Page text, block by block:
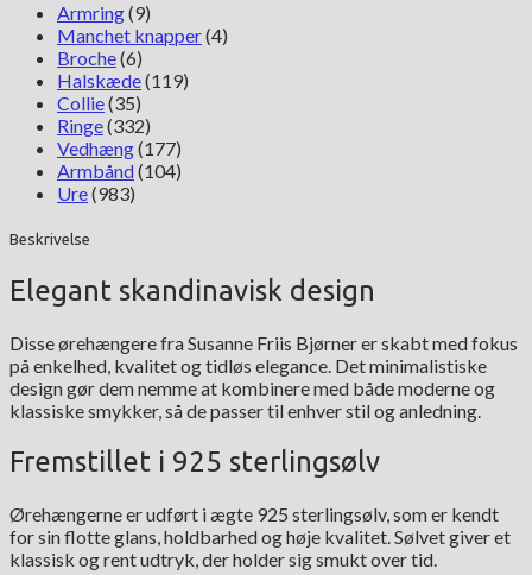
Armring(9)
Manchet knapper(4)
Broche(6)
Halskæde(119)
Collie(35)
Ringe(332)
Vedhæng(177)
Armbånd(104)
Ure(983)
Beskrivelse
Elegant skandinavisk design
Disse ørehængere fra Susanne Friis Bjørner er skabt med fokus
på enkelhed, kvalitet og tidløs elegance. Det minimalistiske
design gør dem nemme at kombinere med både moderne og
klassiske smykker, så de passer til enhver stil og anledning.
Fremstillet i 925 sterlingsølv
Ørehængerne er udført i ægte 925 sterlingsølv, som er kendt
for sin flotte glans, holdbarhed og høje kvalitet. Sølvet giver et
klassisk og rent udtryk, der holder sig smukt over tid.